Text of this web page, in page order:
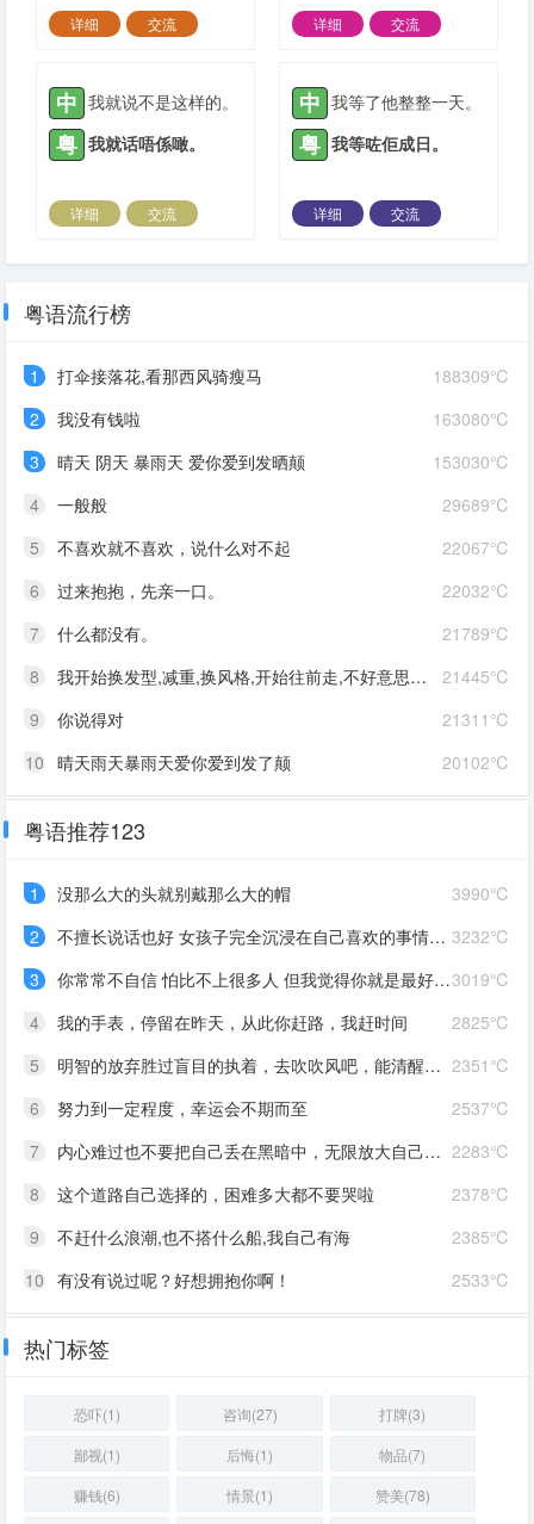
详细
交流
详细
交流
中 我就说不是这样的。
粤 我就话唔係噉。
详细
交流
中 我等了他整整一天。
粤 我等咗佢成日。
详细
交流
粤语流行榜
188309℃
1
打伞接落花,看那西风骑瘦马
163080℃
2
我没有钱啦
153030℃
3
晴天 阴天 暴雨天 爱你爱到发晒颠
29689℃
4
一般般
22067℃
5
不喜欢就不喜欢，说什么对不起
22032℃
6
过来抱抱，先亲一口。
21789℃
7
什么都没有。
21445℃
8
我开始换发型,减重,换风格,开始往前走,不好意思啊这一次,我一定要赢
21311℃
9
你说得对
20102℃
10 晴天雨天暴雨天爱你爱到发了颠
粤语推荐123
3990℃
1
没那么大的头就别戴那么大的帽
3232℃
2
不擅长说话也好 女孩子完全沉浸在自己喜欢的事情里 最可爱了 剩下的我会圆场
3019℃
3
你常常不自信 怕比不上很多人 但我觉得你就是最好的 怎么都好 我想告诉你 我对你的爱是兜底 是连你自己都不喜欢自己的时候 还有我来爱你
2825℃
4
我的手表，停留在昨天，从此你赶路，我赶时间
2351℃
5
明智的放弃胜过盲目的执着，去吹吹风吧，能清醒的话感冒也没关系。
2537℃
6
努力到一定程度，幸运会不期而至
2283℃
7
内心难过也不要把自己丢在黑暗中，无限放大自己的情绪。按时睡觉，好好吃饭，洗个热乎的澡，喝甜甜的奶茶。看看长河落日，花朵树木，驱逐丧气再努力奔跑，生活到处是发光的星星。
2378℃
8
这个道路自己选择的，困难多大都不要哭啦
2385℃
9
不赶什么浪潮,也不搭什么船,我自己有海
2533℃
10 有没有说过呢？好想拥抱你啊！
热门标签
恐吓(1) 咨询(27)
打牌(3)
鄙视(1)
后悔(1)
物品(7)
赚钱(6)
情景(1)
赞美(78)